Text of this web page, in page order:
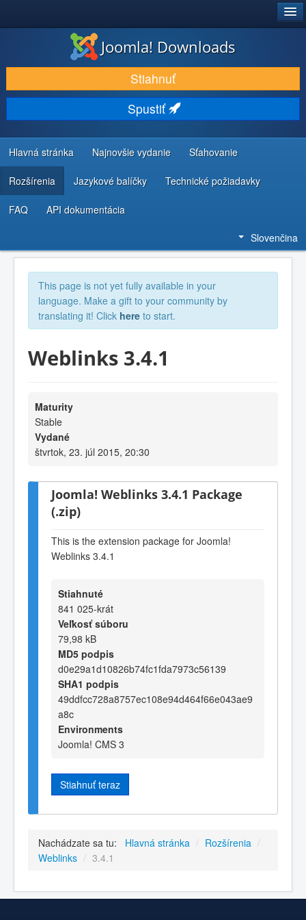
STIAHNUŤ & ROZŠÍRIŤ
OBJAVUJTE & UČTE SA
KOMUNITA & PODPORA
ZDROJE INFORMÁCIÍ PRE VÝVOJÁROV
Joomla! Downloads
Stiahnuť
Spustiť
Hlavná stránka Najnovšie vydanie Sťahovanie
Rozšírenia Jazykové balíčky Technické požiadavky
FAQ API dokumentácia
Slovenčina
This page is not yet fully available in your
language. Make a gift to your community by
translating it! Click here to start.
Weblinks 3.4.1
Maturity
Stable
Vydané
štvrtok, 23. júl 2015, 20:30
Joomla! Weblinks 3.4.1 Package
(.zip)
This is the extension package for Joomla!
Weblinks 3.4.1
Stiahnuté
841 025-krát
Veľkosť súboru
79,98 kB
MD5 podpis
d0e29a1d10826b74fc1fda7973c56139
SHA1 podpis
49ddfcc728a8757ec108e94d464f66e043ae9
a8c
Environments
Joomla! CMS 3
Stiahnuť teraz
Nachádzate sa tu: Hlavná stránka / Rozšírenia /
Weblinks / 3.4.1